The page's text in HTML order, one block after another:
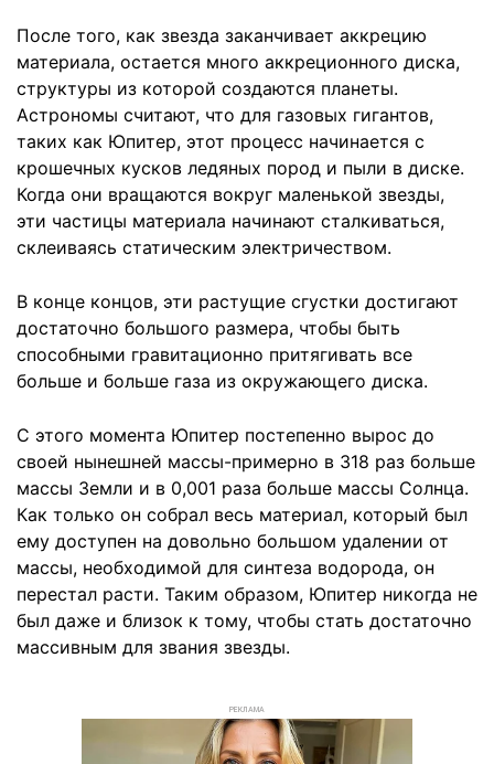
После того, как звезда заканчивает аккрецию
материала, остается много аккреционного диска,
структуры из которой создаются планеты.
Астрономы считают, что для газовых гигантов,
таких как Юпитер, этот процесс начинается с
крошечных кусков ледяных пород и пыли в диске.
Когда они вращаются вокруг маленькой звезды,
эти частицы материала начинают сталкиваться,
склеиваясь статическим электричеством.
В конце концов, эти растущие сгустки достигают
достаточно большого размера, чтобы быть
способными гравитационно притягивать все
больше и больше газа из окружающего диска.
С этого момента Юпитер постепенно вырос до
своей нынешней массы-примерно в 318 раз больше
массы Земли и в 0,001 раза больше массы Солнца.
Как только он собрал весь материал, который был
ему доступен на довольно большом удалении от
массы, необходимой для синтеза водорода, он
перестал расти. Таким образом, Юпитер никогда не
был даже и близок к тому, чтобы стать достаточно
массивным для звания звезды.
РЕКЛАМА